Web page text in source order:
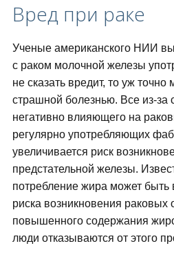
Вред при раке
Ученые американского НИИ
с раком молочной железы
не сказать вредит, то уж
страшной болезнью. Все из-за
негативно влияющего на
регулярно употребляющих
увеличивается риск
предстательной железы.
потребление жира может
риска возникновения раковых
повышенного содержания
люди отказываются от этого